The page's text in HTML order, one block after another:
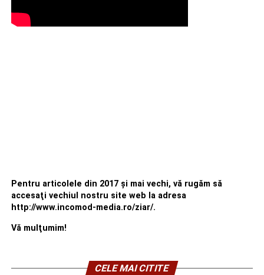
Pentru articolele din 2017 şi mai vechi, vă rugăm să
accesaţi vechiul nostru site web la adresa
http://www.incomod-media.ro/ziar/.
Vă mulţumim!
CELE MAI CITITE